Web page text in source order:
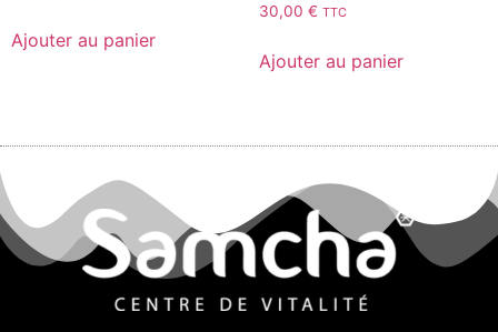
Ajouter au panier
30,00 € TTC
Ajouter au panier